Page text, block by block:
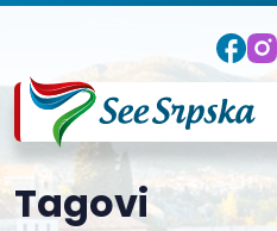
Tagovi